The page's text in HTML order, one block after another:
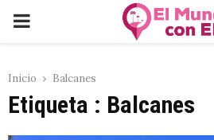
PRIMARY
Inicio Balcanes
Etiqueta : Balcanes